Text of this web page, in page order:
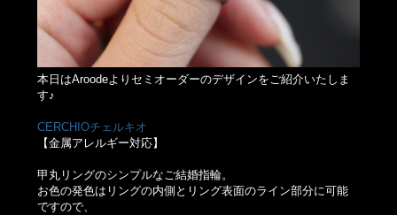
本日はAroodeよりセミオーダーのデザインをご紹介いたしま
す♪
CERCHIOチェルキオ
【金属アレルギー対応】
甲丸リングのシンプルなご結婚指輪。
お色の発色はリングの内側とリング表面のライン部分に可能
ですので、